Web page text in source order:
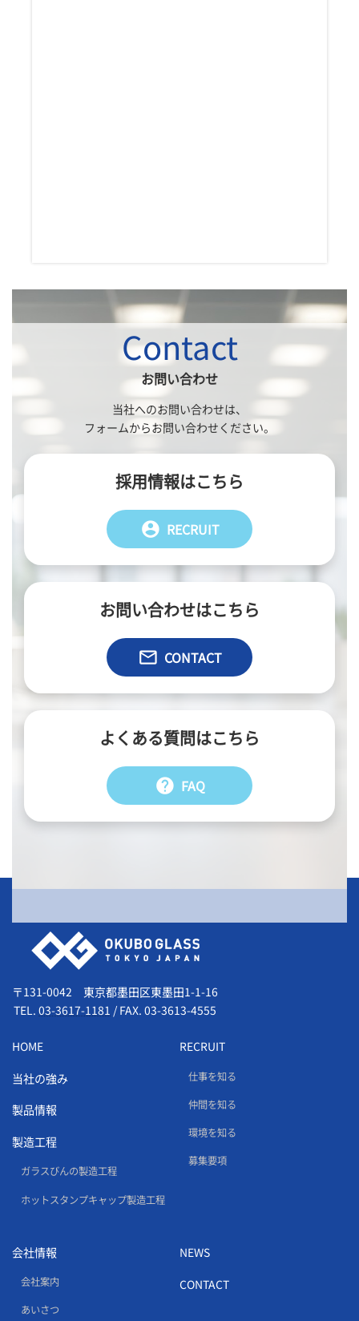
お問い合わせ
Contact
当社へのお問い合わせは、
フォームからお問い合わせください。
採用情報はこちら
account_circle RECRUIT
お問い合わせはこちら
email CONTACT
よくある質問はこちら
help FAQ
会社情報
〒131-0042 東京都墨田区東墨田1-1-16
TEL. 03-3617-1181 / FAX. 03-3613-4555
HOME
当社の強み
製品情報
製造工程
ガラスびんの製造工程
ホットスタンプキャップ製造工程
RECRUIT
仕事を知る
仲間を知る
環境を知る
募集要項
会社情報
会社案内
あいさつ
NEWS
CONTACT